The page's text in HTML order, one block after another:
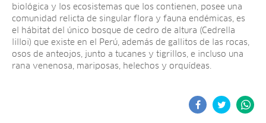
biológica y los ecosistemas que los contienen, posee una
comunidad relicta de singular flora y fauna endémicas, es
el hábitat del único bosque de cedro de altura (Cedrella
lilloi) que existe en el Perú, además de gallitos de las rocas,
osos de anteojos, junto a tucanes y tigrillos, e incluso una
rana venenosa, mariposas, helechos y orquídeas.